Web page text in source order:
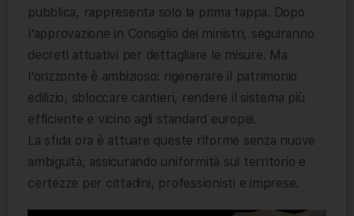
pubblica, rappresenta solo la prima tappa. Dopo
l’approvazione in Consiglio dei ministri, seguiranno
decreti attuativi per dettagliare le misure. Ma
l’orizzonte è ambizioso: rigenerare il patrimonio
edilizio, sbloccare cantieri, rendere il sistema più
efficiente e vicino agli standard europei.
La sfida ora è attuare queste riforme senza nuove
ambiguità, assicurando uniformità sul territorio e
certezze per cittadini, professionisti e imprese.